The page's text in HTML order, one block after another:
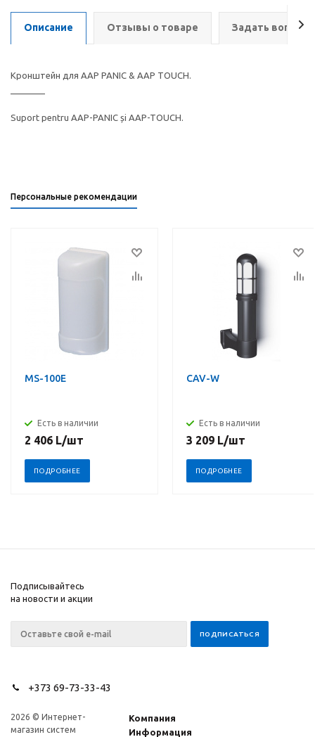
Описание Отзывы о товаре Задать вопрос
Кронштейн для AAP PANIC & AAP TOUCH.
Suport pentru AAP-PANIC și AAP-TOUCH.
Персональные рекомендации
MS-100E
Есть в наличии
2 406 L/шт
ПОДРОБНЕЕ
CAV-W
Есть в наличии
3 209 L/шт
ПОДРОБНЕЕ
Подписывайтесь
на новости и акции
+373 69-73-33-43
2026 © Интернет-
магазин систем
Компания
Информация